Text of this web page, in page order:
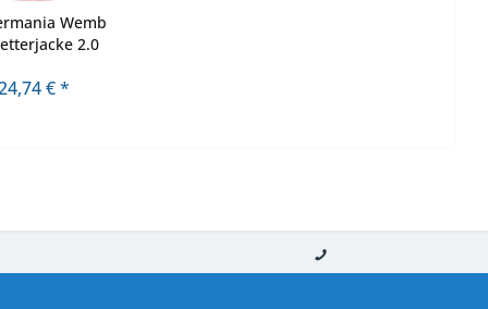
Wemb
2.0
€ *